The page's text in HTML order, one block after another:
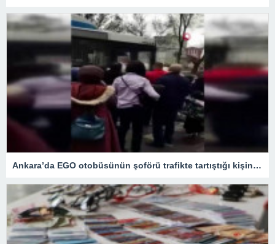
Ankara’da EGO otobüsünün şoförü trafikte tartıştığı kişinin aracını metrelerce sürükledi